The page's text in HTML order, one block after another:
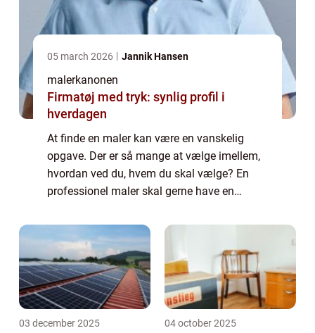
05 march 2026 Jannik Hansen
malerkanonen
Firmatøj med tryk: synlig profil i
hverdagen
At finde en maler kan være en vanskelig
opgave. Der er så mange at vælge imellem,
hvordan ved du, hvem du skal vælge? En
professionel maler skal gerne have en
du skal have hjælp ti...
03 december 2025 04 october 2025